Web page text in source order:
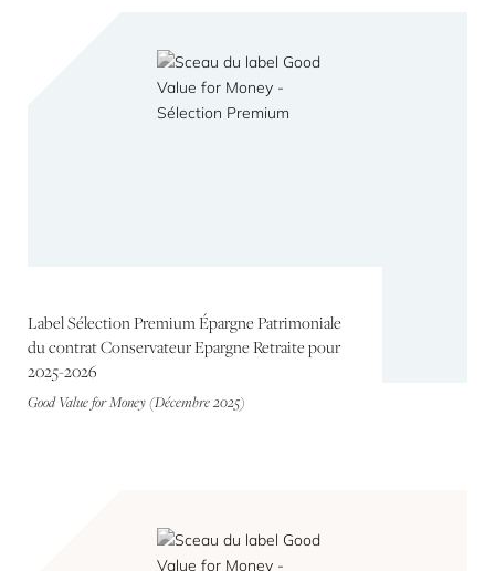
Label Sélection Premium Épargne Patrimoniale
du contrat Conservateur Epargne Retraite pour
2025-2026
Good Value for Money (Décembre 2025)